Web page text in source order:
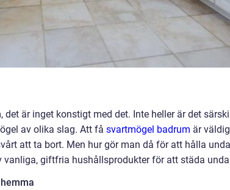
är inget konstigt med det. Inte heller är det
av olika slag. Att få svartmögel badrum är
att ta bort. Men hur gör man då för att hålla
vanliga, giftfria hushållsprodukter för att städa